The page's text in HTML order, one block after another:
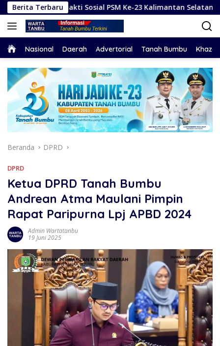
Langsung
ke
konten
Berita Terbaru
Bhakti Sosial PSM Ke-23 Kalimantan Selatan Hadapi
HomeNasional Daerah Advertorial Tanah Bumbu
Beranda DPRD
DPRD
Ketua DPRD Tanah Bumbu
Andrean Atma Maulani Pimpin
Rapat Paripurna Lpj APBD 2024
Admin Wartatanbu
19 Juni 2025